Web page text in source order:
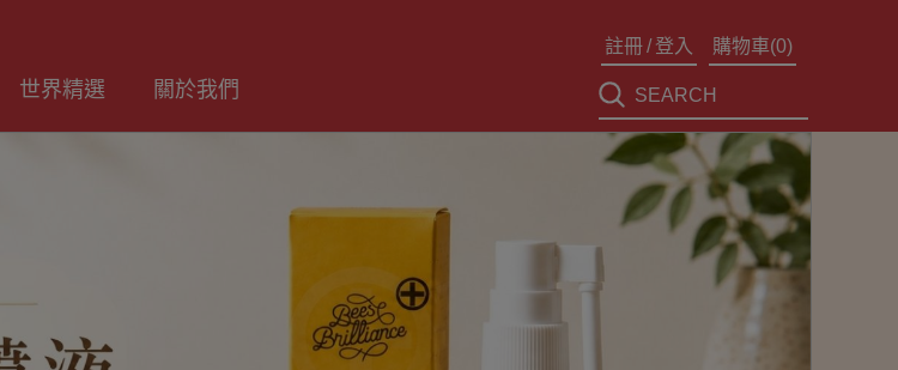
註冊/ 登入 購物車(0)
世界精選 關於我們